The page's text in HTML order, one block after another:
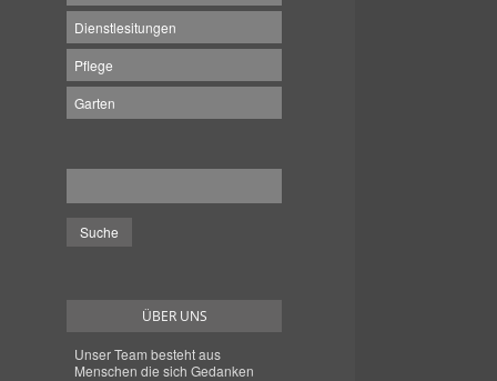
Dienstlesitungen
Pflege
Garten
ÜBER UNS
Unser Team besteht aus
Menschen die sich Gedanken